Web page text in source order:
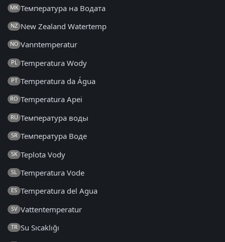
MK Температура на Водата
NZ New Zealand Watertemp
NO Vanntemperatur
PL Temperatura Wody
PT Temperatura da Água
RO Temperatura Apei
RU Температура воды
SR Температура Воде
SK Teplota Vody
SL Temperatura Vode
ES Temperatura del Agua
SV Vattentemperatur
TR Su Sıcaklığı